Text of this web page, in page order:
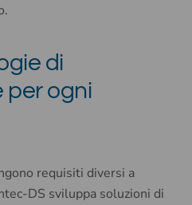
di
per ogni
requisiti diversi a
DS sviluppa soluzioni di